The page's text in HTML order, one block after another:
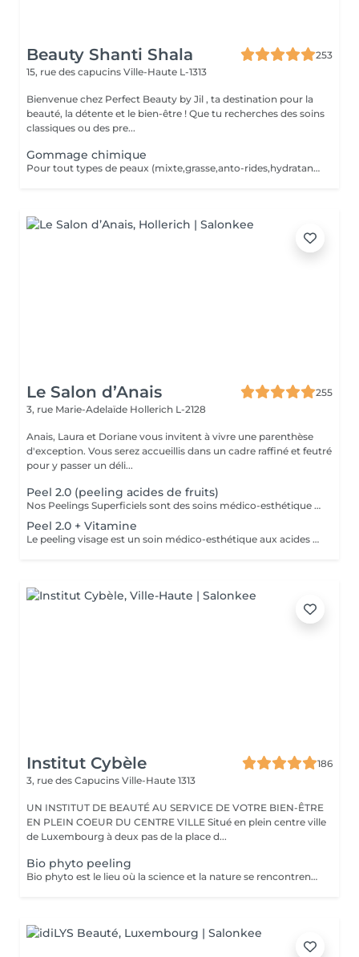
Beauty Shanti Shala
253
15, rue des capucins Ville-Haute L-1313
Bienvenue chez Perfect Beauty by Jil , ta destination pour la
beauté, la détente et le bien-être ! Que tu recherches des soins
classiques ou des pre...
Gommage chimique
Pour tout types de peaux (mixte,grasse,anto-rides,hydratant,rosacea,cicatrice,sensible) pas d'extraction,ni d'epilation visage avant. Il faut éviter le soleil les 2 semaines après le traitement. Cure de 4 soins pour un meilleur resultat. Un soin tout les 2 semaines = 390 aulieu de 440,20, y compris 2 cremes pour soin à domicile,si la facture est réglée au 1ier rv.
Le Salon d’Anais
255
3, rue Marie-Adelaïde Hollerich L-2128
Anais, Laura et Doriane vous invitent à vivre une parenthèse
d'exception. Vous serez accueillis dans un cadre raffiné et feutré
pour y passer un déli...
Peel 2.0 (peeling acides de fruits)
Nos Peelings Superficiels sont des soins médico-esthétique aux acides de fruits qui agissent par une exfoliation chimique controlée des couches supérieurs de la peau afin de stimuler et accélérer le renouvellement cellulaire. En éliminant les cellules mortes de la surface cutanée, ce traitement permet d'unifier le teint, d'atténuer les imperfections et de redonner de l'éclat à la peau. AVANTAGES DU PEELING - Favoriser la création de collagène et d'élastine pour restaurer la fermeté et la souplesse de la peau - Réduction des rides profondes, poches et cernes - Amélioration de l'hydratation - Stimuler la microcirculation - Atténuer les rougeurs présentes - Atténuer les cicatrices d'acné - Affiner le grain de peau - Diminution des pores dilatés, points noirs, comédons - Éclat immédiat du teint PRÉCAUTIONS OBLIGATOIRES - PAS D'ÉPILATION sur la ZONE à traiter 5 jours avant - PAS DE RASAGE pour les hommes 48h avant - Irritations, rougeurs, voire légères croûtes à prévoir pendant 5 à 7 jours (peel expert) - Utilisation OBLIGATOIRE d'une crème ANTI-SOLAIRE pendant 10 jours, matin, midi, soir CONTRE-INDICATIONS - Grossesse/allaitement - Exposition solaire récente ou prévue (48h avant à 7 jours après le soin) - Traitement lourd : chimio (attendre 1 an post chimio) ou antibiotique (attendre 6 mois) - Prise d'anticoagulant, anti-inflammatoire + de 5 jours - Traitements dermatologiques en cours (type Roaccutane) - Allergie aux acides de fruits, fruits à coque ou à l'aspirine - Dermabrasion médicale - Injection de botox ou acide hyaluronique (attendre 1 mois) - Maladies auto-immunes (diabète) - Cicatrices chéloïdes
Peel 2.0 + Vitamine
Le peeling visage est un soin médico-esthétique aux acides de fruits qui consiste à appliquer une solution exfoliante sur la peau afin de stimuler et accélérer le renouvellement cellulaire. En éliminant les cellules mortes de la surface cutanée, ce traitement permet d'unifier le teint, d'atténuer les imperfections et de redonner de l'éclat à la peau. AVANTAGES DU PEELING - Favoriser la création de collagène et d'élastine pour restaurer la fermeté et la souplesse de la peau - Réduction des rides profondes, poches et cernes - Amélioration de l'hydratation - Stimuler la microcirculation - Atténuer les rougeurs présentes - Atténuer les cicatrices d'acné - Affiner le grain de peau - Diminution des pores dilatés, points noirs, comédons - Éclat immédiat du teint PRÉCAUTIONS OBLIGATOIRES - PAS D'ÉPILATION sur la ZONE à traiter 5 jours avant - PAS DE RASAGE pour les hommes 48h avant - Irritations, rougeurs, voire légères croûtes à prévoir pendant 5 à 7 jours (peel expert) - Utilisation OBLIGATOIRE d'une crème ANTI-SOLAIRE pendant 10 jours, matin, midi, soir CONTRE-INDICATIONS - Grossesse/allaitement - Exposition solaire récente ou prévue (48h avant à 7 jours après le soin) - Traitement lourd : chimio (attendre 1 an post chimio) ou antibiotique (attendre 6 mois) - Prise d'anticoagulant, anti-inflammatoire + de 5 jours - Traitements dermatologiques en cours (type Roaccutane) - Allergie aux acides de fruits, fruits à coque ou à l'aspirine - Dermabrasion médicale - Injection de botox ou acide hyaluronique (attendre 1 mois) - Maladies auto-immunes (diabète) - Cicatrices chéloïdes
Institut Cybèle
186
3, rue des Capucins Ville-Haute 1313
UN INSTITUT DE BEAUTÉ AU SERVICE DE VOTRE BIEN-ÊTRE
EN PLEIN COEUR DU CENTRE VILLE Situé en plein centre ville
de Luxembourg à deux pas de la place d...
Bio phyto peeling
Bio phyto est le lieu où la science et la nature se rencontrent pour créer des produits aux qualités uniques et aux résultats exceptionnels. Le Peeling profond est un complexe botanique et acide salicylique hautement purifiant, oxygénant, coup d'éclat immédiat. Pour tous types de peau, efficace sur les pores dilatés, impuretés et imperfections, tâches pigmentaires, hyper kératinisation, excès de sébum et aux peaux affectées par le tabac. Immédiatement après le soin, la peau parait radieuse, dynamique et revitalisée. Les systèmes de défense naturels de la peau sont restaurés et renforcés contre d'autres dommages car ce soin agit fortement sur le renouvellement cellulaire.